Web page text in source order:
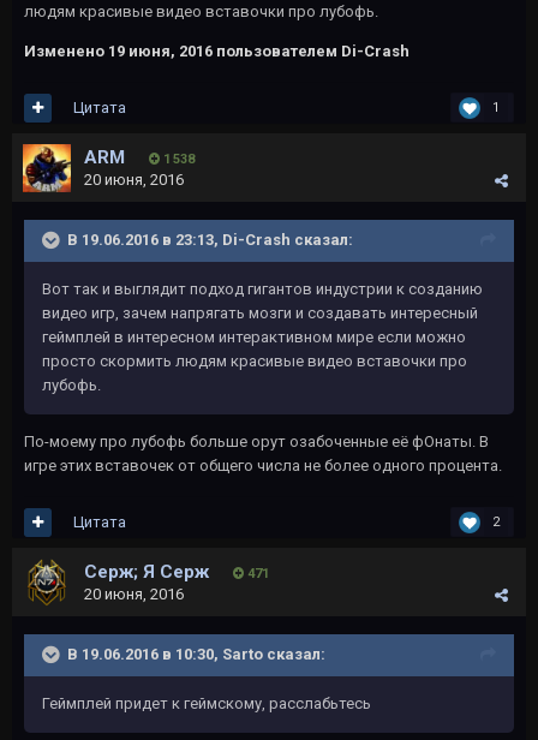
людям красивые видео вставочки про лубофь.
Изменено 19 июня, 2016 пользователем Di-Crash
1
Цитата
ARM 1 538
20 июня, 2016
В 19.06.2016 в 23:13, Di-Crash сказал:
Вот так и выглядит подход гигантов индустрии к созданию
видео игр, зачем напрягать мозги и создавать интересный
геймплей в интересном интерактивном мире если можно
просто скормить людям красивые видео вставочки про
лубофь.
По-моему про лубофь больше орут озабоченные её фОнаты. В
игре этих вставочек от общего числа не более одного процента.
2
Цитата
Серж; Я Серж 471
20 июня, 2016
В 19.06.2016 в 10:30, Sarto сказал:
Геймплей придет к геймскому, расслабьтесь